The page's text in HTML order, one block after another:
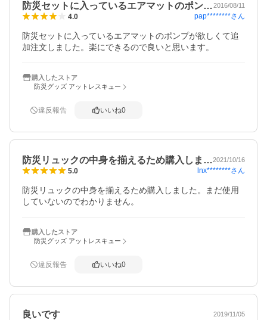
防災セットに入っているエアマットのポン…2016/08/11
4.0 pap********さん
防災セットに入っているエアマットのポンプが欲しくて追
加注文しました。楽にできるので良いと思います。
購入したストア
防災グッズ アットレスキュー
違反報告 いいね0
防災リュックの中身を揃えるため購入しま…2021/10/16
5.0 lnx********さん
防災リュックの中身を揃えるため購入しました。まだ使用
していないのでわかりません。
購入したストア
防災グッズ アットレスキュー
違反報告 いいね0
良いです 2019/11/05